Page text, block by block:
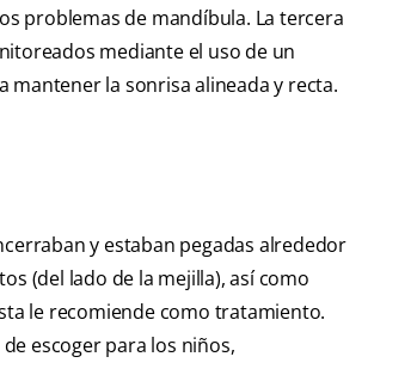
problemas de mandíbula. La tercera
mediante el uso de un
mantener la sonrisa alineada y recta.
y estaban pegadas alrededor
(del lado de la mejilla), así como
le recomiende como tratamiento.
escoger para los niños,